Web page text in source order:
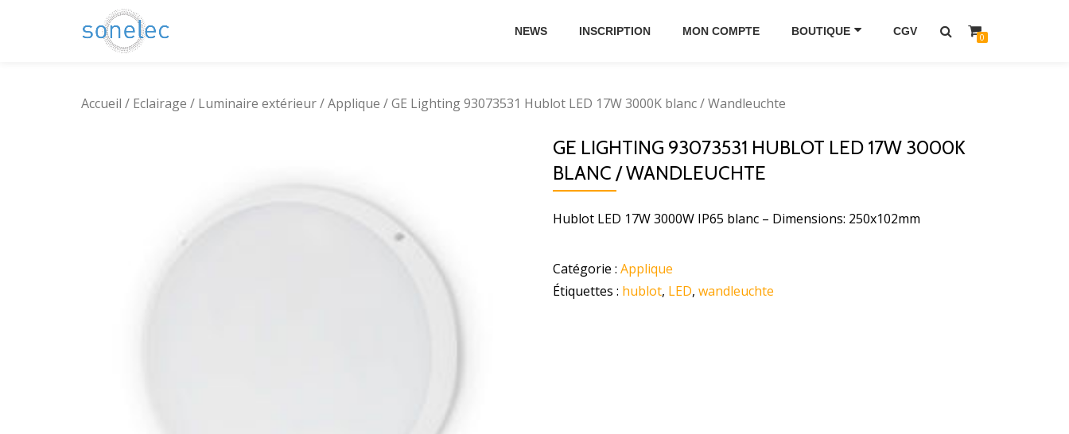
NEWS INSCRIPTION MON COMPTE BOUTIQUE CGV 0
Accueil / Eclairage / Luminaire extérieur/Applique / GE Lighting 93073531 Hublot LED 17W 3000K blanc / Wandleuchte
GE LIGHTING 93073531 HUBLOT LED 17W 3000K
BLANC / WANDLEUCHTE
Hublot LED 17W 3000W IP65 blanc – Dimensions: 250x102mm
Catégorie : Applique
Étiquettes : hublot, LED, wandleuchte